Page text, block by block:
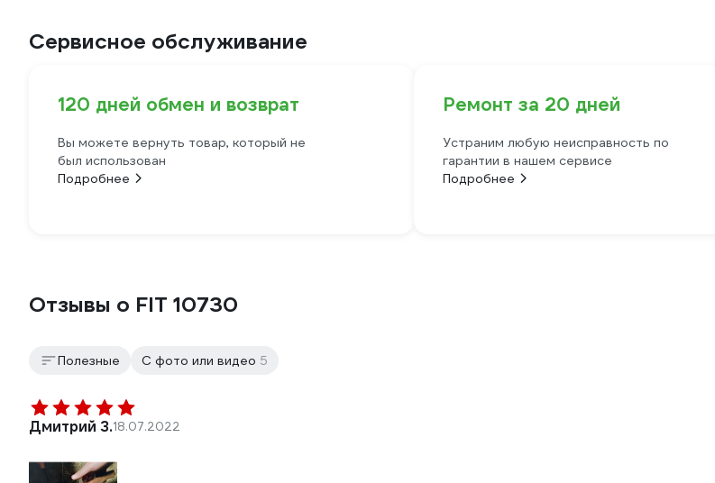
Сервисное обслуживание
120 дней обмен и возврат
Вы можете вернуть товар, который не
был использован
Подробнее
Ремонт за 20 дней
Устраним любую неисправность по
гарантии в нашем сервисе
Подробнее
Отзывы о FIT 10730
Полезные С фото или видео 5
Дмитрий З.18.07.2022